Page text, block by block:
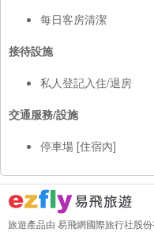
每日客房清潔
接待設施
私人登記入住/退房
交通服務/設施
停車場 [住宿內]